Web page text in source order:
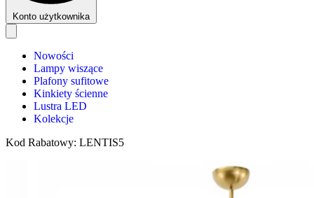
Konto użytkownika
Nowości
Lampy wiszące
Plafony sufitowe
Kinkiety ścienne
Lustra LED
Kolekcje
Kod Rabatowy: LENTIS5